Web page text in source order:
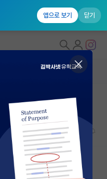
앱으로 보기 닫기
학원에 대해 아시는 분